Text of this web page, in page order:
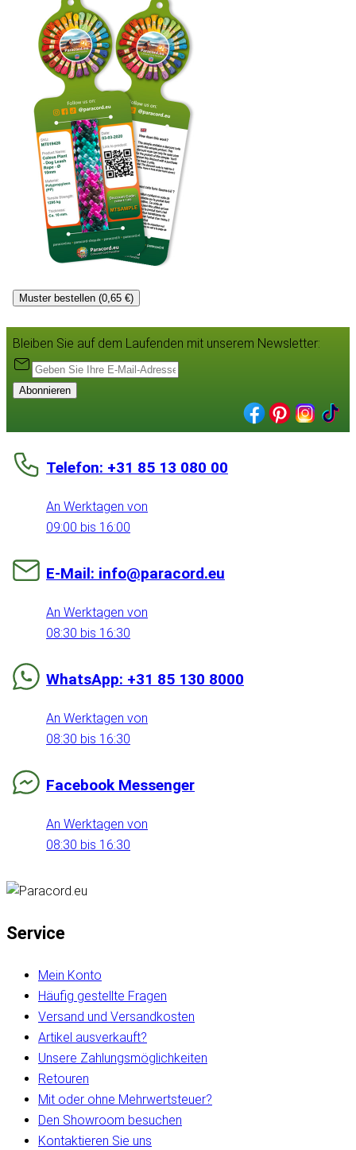
Muster bestellen (0,65 €)
Bleiben Sie auf dem Laufenden mit unserem Newsletter:
Abonnieren
Telefon: +31 85 13 080 00
An Werktagen von
09:00 bis 16:00
E-Mail: info@paracord.eu
An Werktagen von
08:30 bis 16:30
WhatsApp: +31 85 130 8000
An Werktagen von
08:30 bis 16:30
Facebook Messenger
An Werktagen von
08:30 bis 16:30
Service
Mein Konto
Häufig gestellte Fragen
Versand und Versandkosten
Artikel ausverkauft?
Unsere Zahlungsmöglichkeiten
Retouren
Mit oder ohne Mehrwertsteuer?
Den Showroom besuchen
Kontaktieren Sie uns